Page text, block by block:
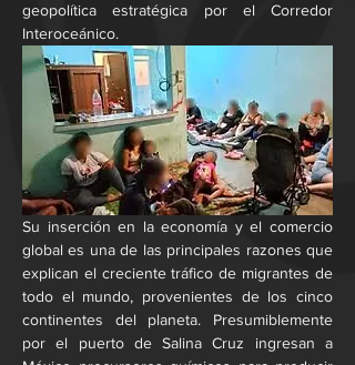
geopolítica estratégica por el Corredor
Interoceánico.
Su inserción en la economía y el comercio
global es una de las principales razones que
explican el creciente tráfico de migrantes de
todo el mundo, provenientes de los cinco
continentes del planeta. Presumiblemente
por el puerto de Salina Cruz ingresan a